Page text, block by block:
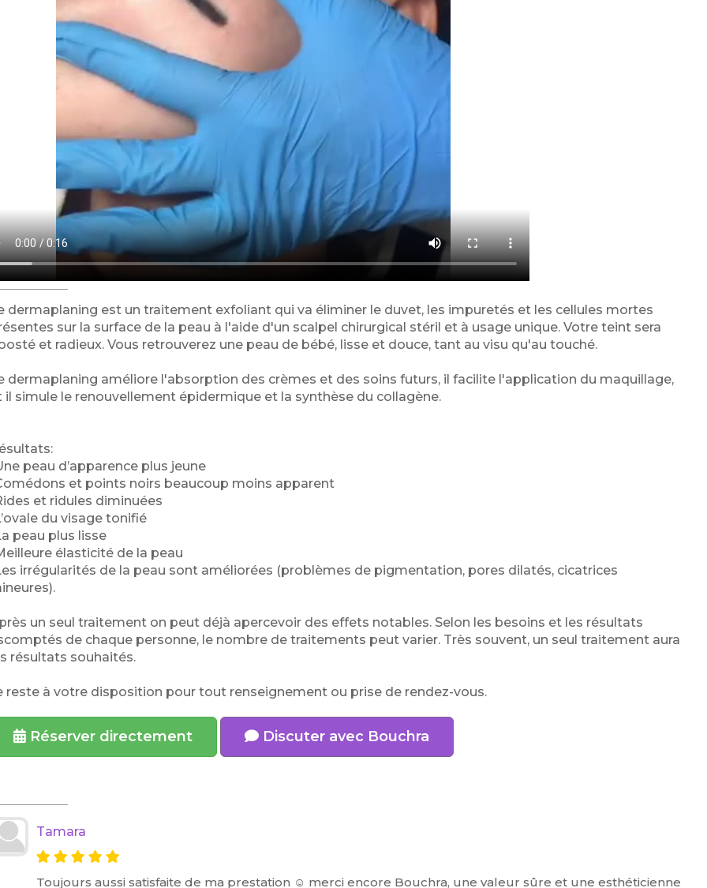
dermaplaning est un traitement exfoliant qui va éliminer le duvet, les impuretés et les cellules mortes
sur la surface de la peau à l'aide d'un scalpel chirurgical stéril et à usage unique. Votre teint sera
et radieux. Vous retrouverez une peau de bébé, lisse et douce, tant au visu qu'au touché.
dermaplaning améliore l'absorption des crèmes et des soins futurs, il facilite l'application du maquillage,
il simule le renouvellement épidermique et la synthèse du collagène.
peau d’apparence plus jeune
et points noirs beaucoup moins apparent
et ridules diminuées
du visage tonifié
peau plus lisse
élasticité de la peau
irrégularités de la peau sont améliorées (problèmes de pigmentation, pores dilatés, cicatrices
un seul traitement on peut déjà apercevoir des effets notables. Selon les besoins et les résultats
de chaque personne, le nombre de traitements peut varier. Très souvent, un seul traitement aura
résultats souhaités.
reste à votre disposition pour tout renseignement ou prise de rendez-vous.
Réserver directement Discuter avec Bouchra
Tamara
Toujours aussi satisfaite de ma prestation ☺️ merci encore Bouchra, une valeur sûre et une esthéticienne